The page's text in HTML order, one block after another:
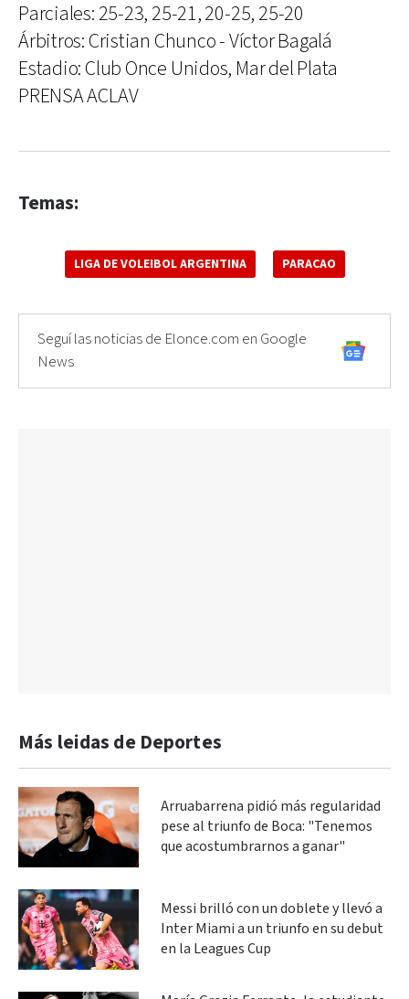
Parciales: 25-23, 25-21, 20-25, 25-20
Árbitros: Cristian Chunco - Víctor Bagalá
Estadio: Club Once Unidos, Mar del Plata
PRENSA ACLAV
Temas:
LIGA DE VOLEIBOL ARGENTINA PARACAO
Seguí las noticias de Elonce.com en Google
News
Más leidas de Deportes
Arruabarrena pidió más regularidad
pese al triunfo de Boca: "Tenemos
que acostumbrarnos a ganar"
Messi brilló con un doblete y llevó a
Inter Miami a un triunfo en su debut
en la Leagues Cup